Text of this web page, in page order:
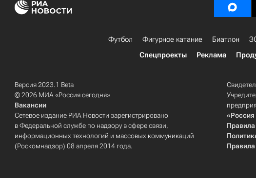
Футбол Фигурное катание Биатлон
Спецпроекты
Реклама
Версия 2023.1 Beta
© 2026 МИА «Россия сегодня»
Вакансии
Сетевое издание РИА Новости зарегистрировано
в Федеральной службе по надзору в сфере связи,
информационных технологий и массовых коммуникаций
(Роскомнадзор) 08 апреля 2014 года.
«Россия